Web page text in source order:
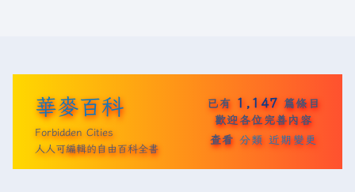
三
華麥百科
Forbidden Cities
人人可編輯的自由百科全書
已有 1,147 篇條目
歡迎各位完善內容
查看 分類 近期變更